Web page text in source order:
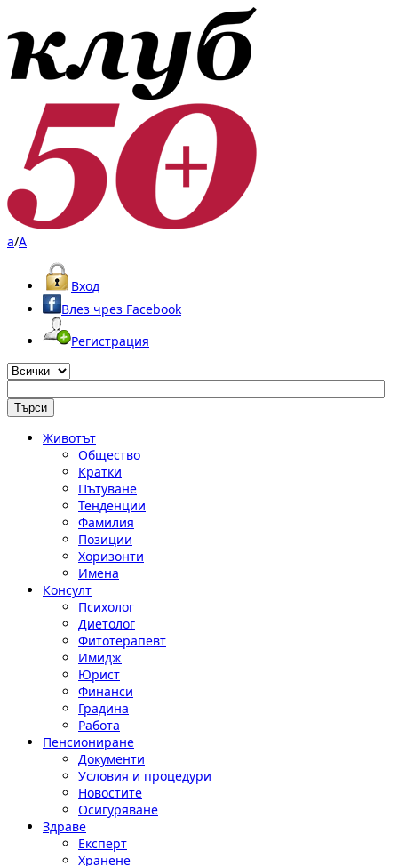
a/A
Вход
Влез чрез Facebook
Регистрация
Животът
Общество
Кратки
Пътуване
Тенденции
Фамилия
Позиции
Хоризонти
Имена
Консулт
Психолог
Диетолог
Фитотерапевт
Имидж
Юрист
Финанси
Градина
Работа
Пенсиониране
Документи
Условия и процедури
Новостите
Осигуряване
Здраве
Експерт
Хранене